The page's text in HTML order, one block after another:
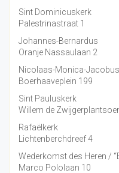
Sint Dominicuskerk
Palestrinastraat 1
Johannes-Bernardus
Oranje Nassaulaan 2
Nicolaas-Monica-
Boerhaaveplein 199
Sint Pauluskerk
Willem de
Rafaëlkerk
Lichtenberchdreef 4
Wederkomst des Heren /
Marco Pololaan 10